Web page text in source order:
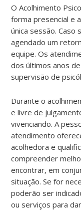
O Acolhimento
forma presencial e
única sessão.
agendado um
equipe. Os
dos últimos anos
supervisão de
Durante o
e livre de
vivenciando. A
atendimento
acolhedora e
compreender
encontrar, em
situação. Se for
poderão ser
ou serviços para